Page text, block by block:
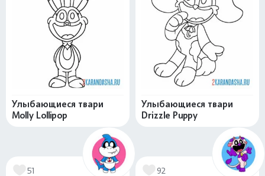
Улыбающиеся твари
Molly Lollipop
Улыбающиеся твари
Drizzle Puppy
51 92